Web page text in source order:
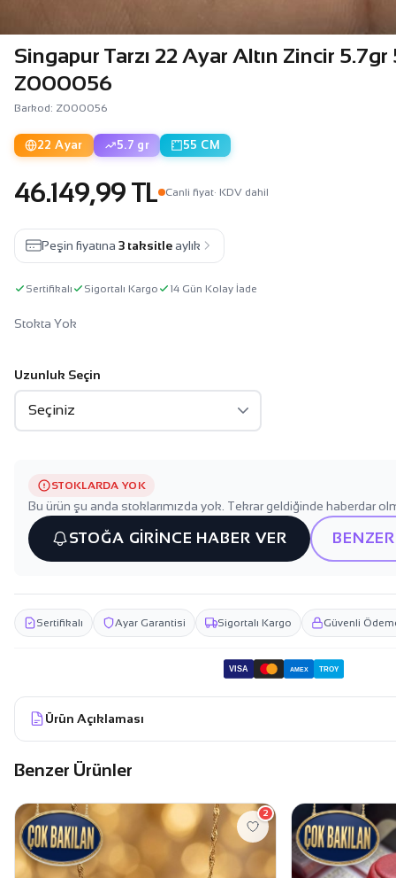
Singapur Tarzı 22 Ayar Altın Zincir 5.7gr
Z000056
Barkod: Z000056
22 Ayar 5.7 gr 55 CM
46.149,99 TL Canli fiyat· KDV dahil
Peşin fiyatına 3 taksitle aylık
Sertifikalı Sigortalı Kargo 14 Gün Kolay İade
Stokta Yok
Uzunluk Seçin
STOKLARDA YOK
Bu ürün şu anda stoklarımızda yok. Tekrar geldiğinde haberdar
STOĞA GİRİNCE HABER VER
Sertifikalı Ayar Garantisi Sigortalı Kargo Güvenli
VISA AMEX TROY
Ürün Açıklaması
Benzer Ürünler
2